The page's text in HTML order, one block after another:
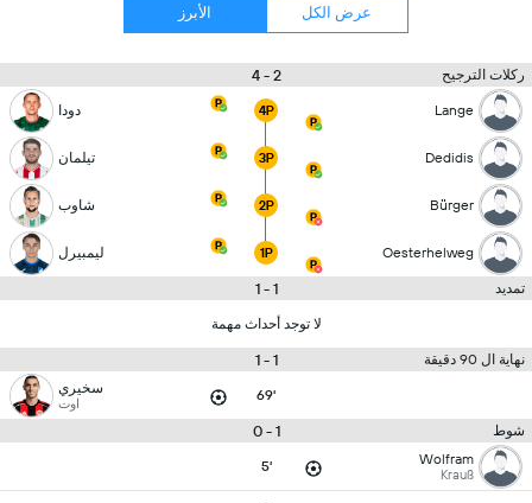
عرض الكل الأبرز
ركلات الترجيح 2 - 4
Lange
4P دودا
Dedidis
3P تيلمان
Bürger
2P شاوب
Oesterhelweg
1P ليمبيرل
تمديد 1 - 1
لا توجد أحداث مهمة
نهاية ال 90 دقيقة 1 - 1
69' سخيري
اوت
شوط 1 - 0
Wolfram
Krauß
5'